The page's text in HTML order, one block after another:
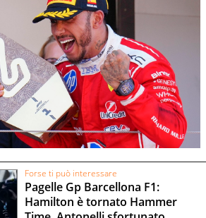
Forse ti può interessare
Pagelle Gp Barcellona F1:
Hamilton è tornato Hammer